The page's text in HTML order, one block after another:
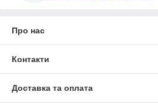
Про нас
Контакти
Доставка та оплата